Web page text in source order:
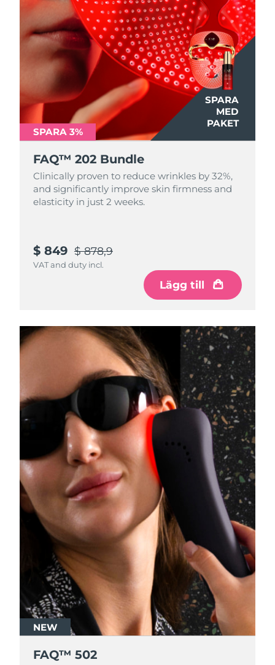
SPARA
MED
PAKET
SPARA 3%
FAQ™ 202 Bundle
Clinically proven to reduce wrinkles by 32%,
and significantly improve skin firmness and
elasticity in just 2 weeks.
$ 849 $ 878,9
VAT and duty incl.
Lägg till
NEW
FAQ™ 502